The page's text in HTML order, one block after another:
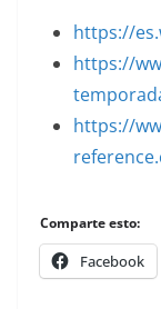
https://
https://
https://
Comparte esto:
Facebook